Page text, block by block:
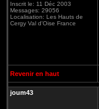
Inscrit le: 11 Déc 2003
Messages: 29056
Localisation: Les Hauts de
Cergy Val d'Oise France
Revenir en haut
joum43